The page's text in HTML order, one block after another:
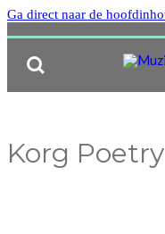
Ga direct naar de
- Ruim 55 jaar de
Korg Poetry